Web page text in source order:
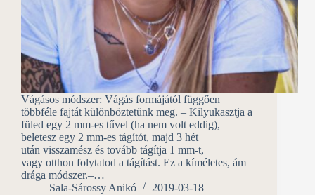
Vágásos módszer: Vágás formájától függően
többféle fajtát különböztetünk meg. – Kilyukasztja a
füled egy 2 mm-es tűvel (ha nem volt eddig),
beletesz egy 2 mm-es tágítót, majd 3 hét
után visszamész és tovább tágítja 1 mm-t,
vagy otthon folytatod a tágítást. Ez a kíméletes, ám
drága módszer.–…
Sala-Sárossy Anikó
2019-03-18